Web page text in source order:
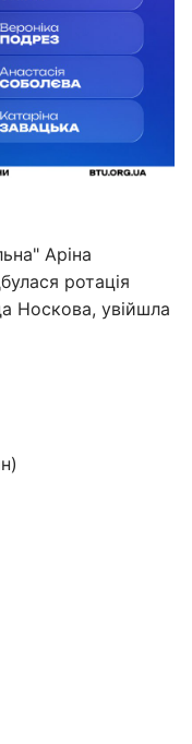
Аріна
ротація
Носкова, увійшла